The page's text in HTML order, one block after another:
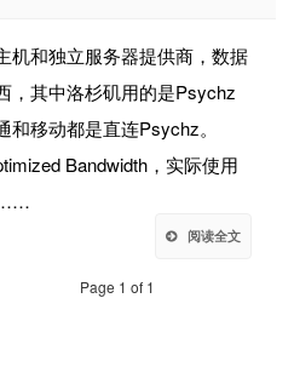
机和独立服务器提供商，数据
，其中洛杉矶用的是Psychz
移动都是直连Psychz。
Bandwidth，实际使用
……
阅读全文
Page 1 of 1